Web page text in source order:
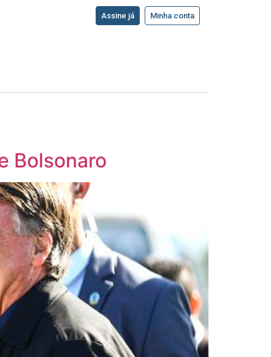
Assine já Minha conta
Bolsonaro